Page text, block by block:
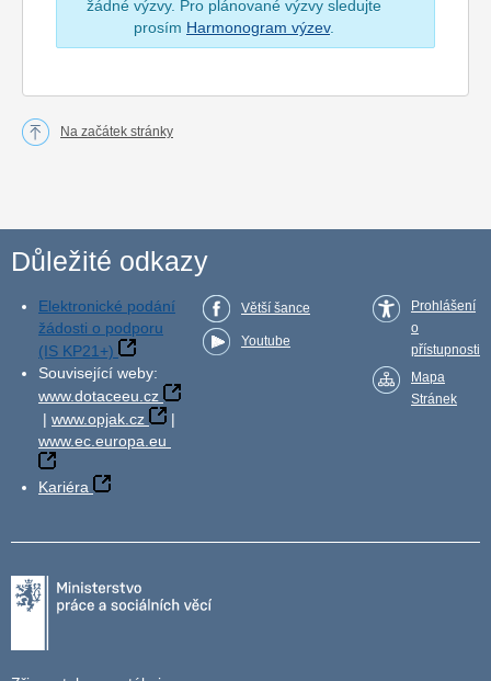
žádné výzvy. Pro plánované výzvy sledujte
prosím Harmonogram výzev.
Na začátek stránky
Důležité odkazy
Elektronické podání
žádosti o podporu
(IS KP21+)
Související weby:
www.dotaceeu.cz
| www.opjak.cz
|
www.ec.europa.eu
Kariéra
Větší šance
Youtube
Prohlášení
o
přístupnosti
Mapa
Stránek